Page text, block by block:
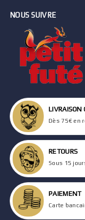
NOUS SUIVRE
LIVRAISON
Dès 75€ en
RETOURS
Sous 15
PAIEMENT
Carte